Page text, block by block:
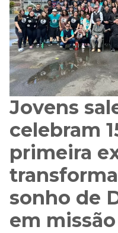
Jovens
celebram
primeira
sonho de
em missão